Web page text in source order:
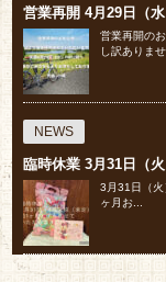
営業再開 4月29日（
営業再開の
し訳ありませ
NEWS
臨時休業 3月31日（
⁡3月31日（火
ヶ月お...